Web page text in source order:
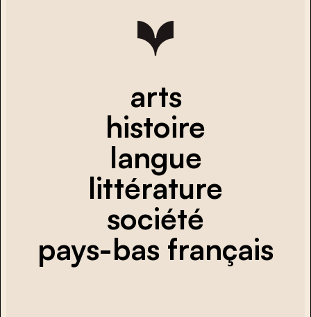
arts
histoire
langue
littérature
société
pays-bas français